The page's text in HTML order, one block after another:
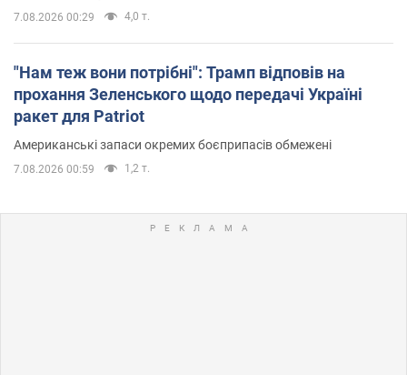
7.08.2026 00:29 4,0 т.
"Нам теж вони потрібні": Трамп відповів на
прохання Зеленського щодо передачі Україні
ракет для Patriot
Американські запаси окремих боєприпасів обмежені
7.08.2026 00:59 1,2 т.